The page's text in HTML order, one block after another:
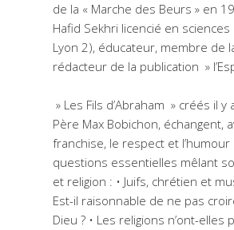
de la « Marche des Beurs » en
Hafid Sekhri licencié en
Lyon 2), éducateur, membre de
rédacteur de la publication »
» Les Fils d’Abraham » créés il
Père Max Bobichon, échangent,
franchise, le respect et
questions essentielles mêlant
et religion : • Juifs, chrétien et
Est-il raisonnable de ne pas
Dieu ? • Les religions n’ont-